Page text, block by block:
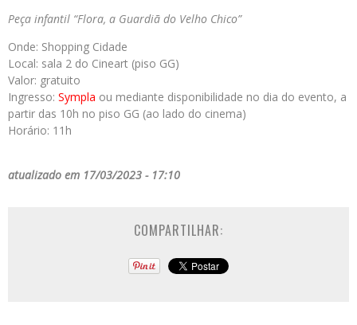
Peça infantil “Flora, a Guardiã do Velho Chico”
Onde: Shopping Cidade
Local: sala 2 do Cineart (piso GG)
Valor: gratuito
Ingresso: Sympla ou mediante disponibilidade no dia do evento, a
partir das 10h no piso GG (ao lado do cinema)
Horário: 11h
atualizado em 17/03/2023 - 17:10
COMPARTILHAR: